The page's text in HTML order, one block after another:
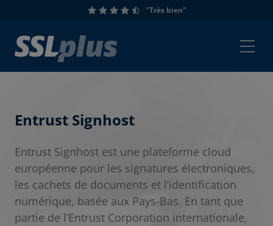
"Très bien"
Entrust Signhost
Entrust Signhost est une plateforme cloud
européenne pour les signatures électroniques,
les cachets de documents et l’identification
numérique, basée aux Pays-Bas. En tant que
partie de l’Entrust Corporation internationale,